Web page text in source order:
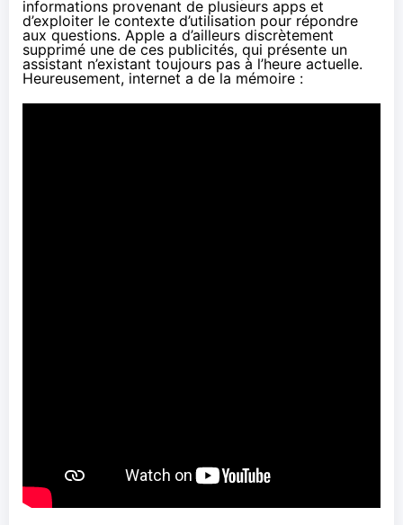
informations provenant de plusieurs apps et
d’exploiter le contexte d’utilisation pour répondre
aux questions. Apple a d’ailleurs discrètement
supprimé une de ces publicités, qui présente un
assistant n’existant toujours pas à l’heure actuelle.
Heureusement, internet a de la mémoire :